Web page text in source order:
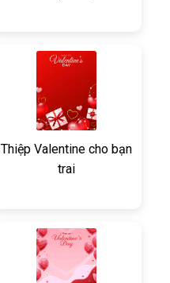
Thiệp Valentine cho bạn
trai